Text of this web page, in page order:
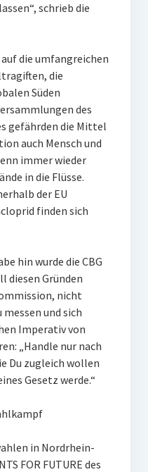
schrieb die
die umfangreichen
die
Süden
des
gefährden die Mittel
auch Mensch und
immer wieder
in die Flüsse.
der EU
finden sich
hin wurde die CBG
diesen Gründen
nicht
und sich
Imperativ von
„Handle nur nach
Du zugleich wollen
Gesetz werde.“
in Nordrhein-
FOR FUTURE des